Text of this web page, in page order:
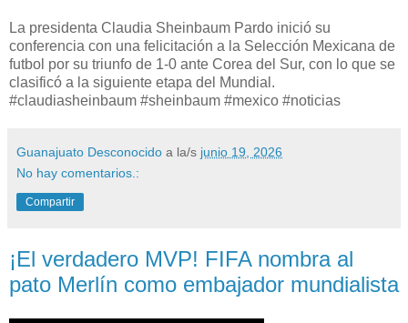
La presidenta Claudia Sheinbaum Pardo inició su
conferencia con una felicitación a la Selección Mexicana de
futbol por su triunfo de 1-0 ante Corea del Sur, con lo que se
clasificó a la siguiente etapa del Mundial.
#claudiasheinbaum #sheinbaum #mexico #noticias
Guanajuato Desconocido a la/s junio 19, 2026
No hay comentarios.:
Compartir
¡El verdadero MVP! FIFA nombra al
pato Merlín como embajador mundialista